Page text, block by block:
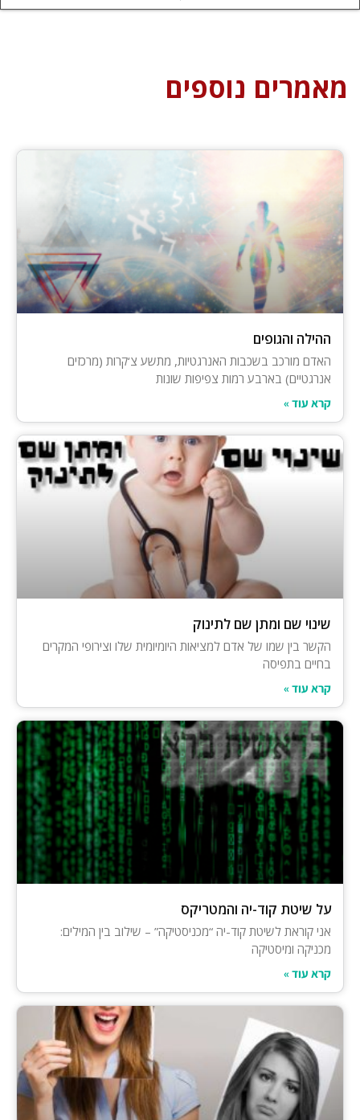
מאמרים נוספים
ההילה והגופים
האדם מורכב בשכבות האנרגטיות, מתשע צ‘קרות (מרכזים
אנרגטיים) בארבע רמות צפיפות שונות
קרא עוד »
שינוי שם ומתן שם לתינוק
הקשר בין שמו של אדם למציאות היומיומית שלו וצירופי המקרים
בחיים בתפיסה
קרא עוד »
על שיטת קוד-יה והמטריקס
אני קוראת לשיטת קוד-יה “מכניסטיקה” – שילוב בין המילים:
מכניקה ומיסטיקה
קרא עוד »